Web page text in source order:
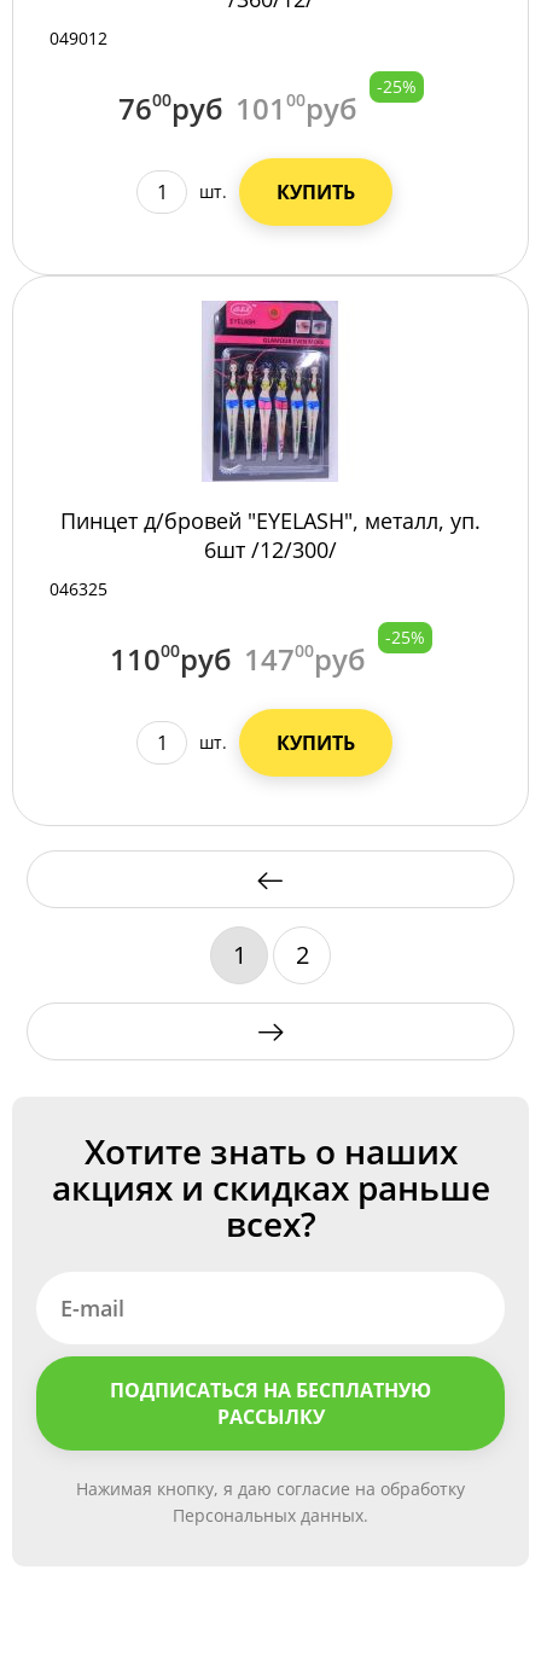
049012
7600руб 101 00руб
-25%
шт. КУПИТЬ
Пинцет д/бровей "EYELASH", металл, уп.
6шт /12/300/
046325
11000руб 14700руб
-25%
шт. КУПИТЬ
1 2
Хотите знать о наших
акциях и скидках раньше
всех?
ПОДПИСАТЬСЯ НА БЕСПЛАТНУЮ
РАССЫЛКУ
Нажимая кнопку, я даю согласие на обработку
Персональных данных.